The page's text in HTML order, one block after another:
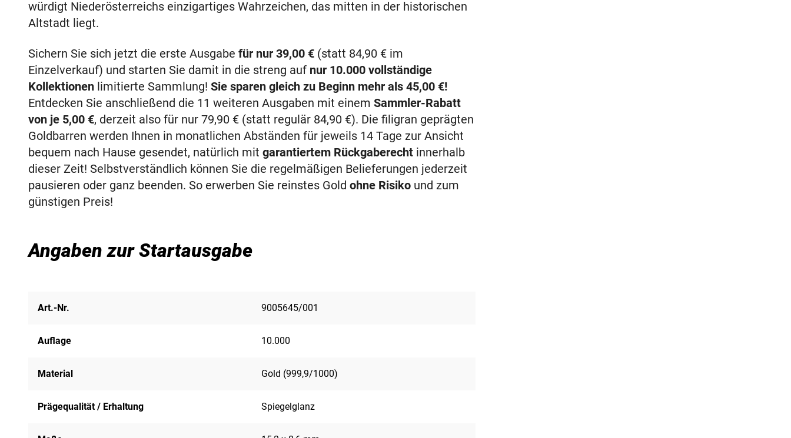
würdigt Niederösterreichs einzigartiges Wahrzeichen, das mitten in der historischen
Altstadt liegt.
Sichern Sie sich jetzt die erste Ausgabe für nur 39,00 € (statt 84,90 € im
Einzelverkauf) und starten Sie damit in die streng auf nur 10.000 vollständige
Kollektionen limitierte Sammlung! Sie sparen gleich zu Beginn mehr als 45,00 €!
Entdecken Sie anschließend die 11 weiteren Ausgaben mit einem Sammler-Rabatt
von je 5,00 €, derzeit also für nur 79,90 € (statt regulär 84,90 €). Die filigran geprägten
Goldbarren werden Ihnen in monatlichen Abständen für jeweils 14 Tage zur Ansicht
bequem nach Hause gesendet, natürlich mit garantiertem Rückgaberecht innerhalb
dieser Zeit! Selbstverständlich können Sie die regelmäßigen Belieferungen jederzeit
pausieren oder ganz beenden. So erwerben Sie reinstes Gold ohne Risiko und zum
günstigen Preis!
Angaben zur Startausgabe
Art.-Nr. 9005645/001
Auflage 10.000
Material Gold (999,9/1000)
Prägequalität / Erhaltung Spiegelglanz